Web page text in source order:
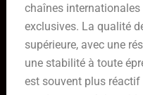
chaînes
exclusives. La qualité
supérieure, avec une
une stabilité à toute
est souvent plus